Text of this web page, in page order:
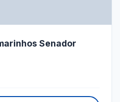
Senador